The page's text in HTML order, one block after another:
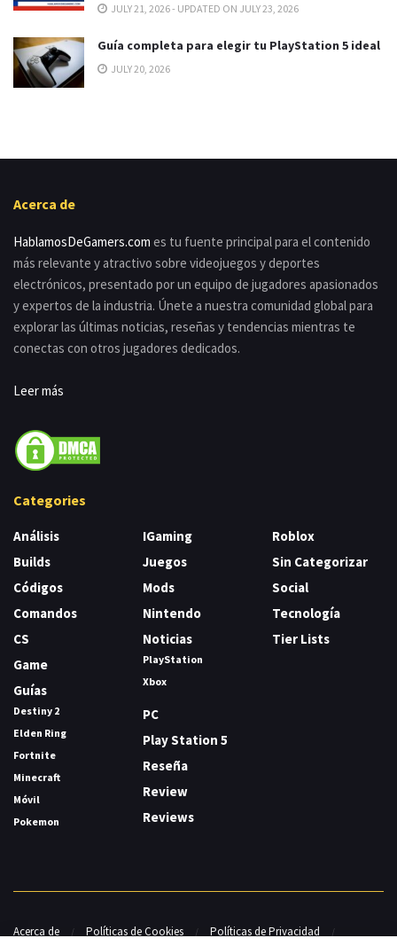
JULY 21, 2026 - UPDATED ON JULY 23, 2026
Guía completa para elegir tu PlayStation 5 ideal
JULY 20, 2026
Acerca de
HablamosDeGamers.com es tu fuente principal para el contenido
más relevante y atractivo sobre videojuegos y deportes
electrónicos, presentado por un equipo de jugadores apasionados
y expertos de la industria. Únete a nuestra comunidad global para
explorar las últimas noticias, reseñas y tendencias mientras te
conectas con otros jugadores dedicados.
Leer más
Categories
Análisis
Builds
Códigos
Comandos
CS
Game
Guías
Destiny 2
Elden Ring
Fortnite
Minecraft
Móvil
Pokemon
IGaming
Juegos
Mods
Nintendo
Noticias
PlayStation
Xbox
PC
Play Station 5
Reseña
Review
Reviews
Roblox
Sin Categorizar
Social
Tecnología
Tier Lists
Acerca de Políticas de Cookies
Políticas de Privacidad